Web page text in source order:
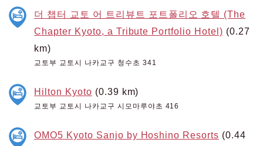
더 챕터 교토 어 트리뷰트 포트폴리오 호텔 (The
Chapter Kyoto, a Tribute Portfolio Hotel) (0.27
km)
교토부 교토시 나카교구 청수초 341
Hilton Kyoto (0.39 km)
교토부 교토시 나카교구 시모마루야초 416
OMO5 Kyoto Sanjo by Hoshino Resorts (0.44